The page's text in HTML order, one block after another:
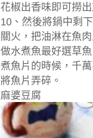
花椒出香味即可撈
10、然後將鍋中剩
關火，把油淋在魚肉
做水煮魚最好選草
煮魚片的時候，千
將魚片弄碎。
麻婆豆腐